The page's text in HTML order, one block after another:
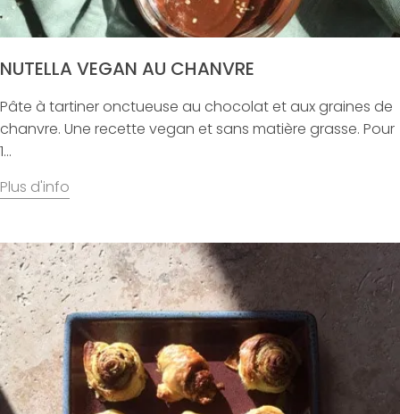
NUTELLA VEGAN AU CHANVRE
Pâte à tartiner onctueuse au chocolat et aux graines de
chanvre. Une recette vegan et sans matière grasse. Pour
1...